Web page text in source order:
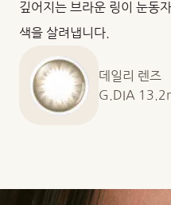
깊어지는 브라운 링이 눈동
색을 살려냅니다.
데일리 렌즈
G.DIA